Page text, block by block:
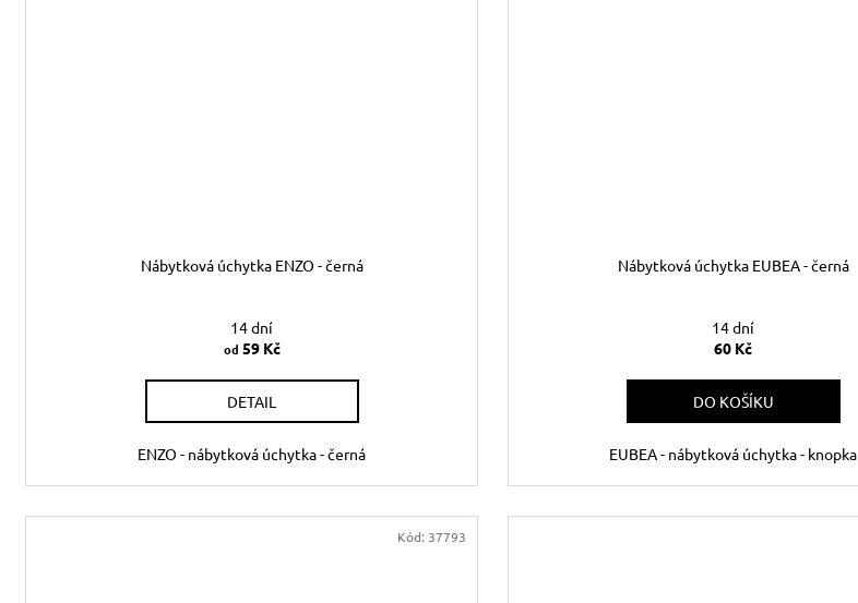
Nábytková úchytka ENZO - černá
14 dní
od 59 Kč
DETAIL
ENZO - nábytková úchytka - černá
Nábytková úchytka EUBEA - černá
14 dní
60 Kč
DO KOŠÍKU
EUBEA - nábytková úchytka - knopka
Kód: 37793